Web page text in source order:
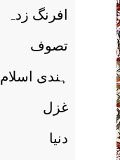
افرنگ زدہ
تصوف
ہندی اسلام
غزل
دنيا